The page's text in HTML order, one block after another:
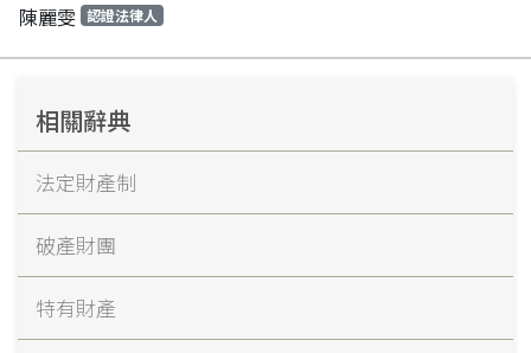
陳麗雯 認證法律人
相關辭典
法定財產制
破產財團
特有財產